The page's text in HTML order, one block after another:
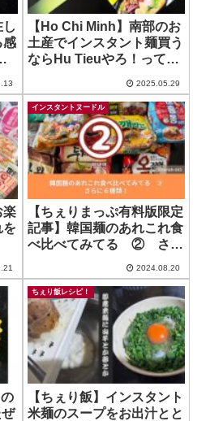
し
感
【Ho Chi Minh】南部のお
土産でインスタント麺買う
ならHu Tieuやろ！って時
Nhip Songシリーズ
2025.05.29
楽
を
インスタントヌードル
【ちぇりまっぷ有料版限定
記事】韓国麺のあれこれ食
べ比べてみてる ② さら
2024.08.20
ちぇり飯レシピ！
【ちぇり飯】インスタント
米麺のスープをお出汁とと